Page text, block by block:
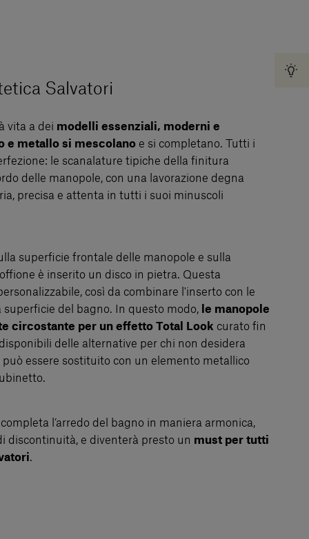
Salvatori
vita a dei modelli essenziali, moderni e
e metallo si mescolano e si completano. Tutti i
le scanalature tipiche della finitura
delle manopole, con una lavorazione degna
precisa e attenta in tutti i suoi minuscoli
superficie frontale delle manopole e sulla
è inserito un disco in pietra. Questa
così da combinare l'inserto con le
del bagno. In questo modo, le manopole
circostante per un effetto Total Look curato fin
delle alternative per chi non desidera
può essere sostituito con un elemento metallico
l’arredo del bagno in maniera armonica,
discontinuità, e diventerà presto un must per tutti
.